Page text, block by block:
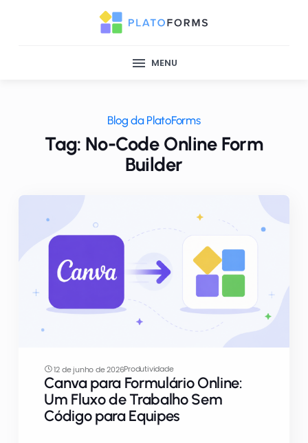
MENU
Blog da PlatoForms
Tag: No-Code Online Form
Builder
12 de junho de 2026Produtividade
Canva para Formulário Online:
Um Fluxo de Trabalho Sem
Código para Equipes